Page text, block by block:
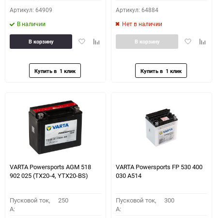
Артикул: 64909
В наличии
ДобавитьДобавить
В корзину
Артикул: 64884
Нет в наличии
Добавить
В корзину
VARTA Powersports AGM 518
902 025 (TX20-4, YTX20-BS)
Пусковой ток,
A:
250
VARTA Powersports FP 530 400
030 A514
Пусковой ток,
A:
300